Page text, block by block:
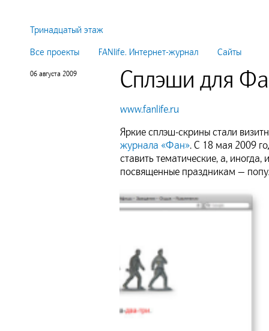
Тринадцатый этаж
Все проекты
FANlife. Интернет-журнал Сайты
06 августа 2009 Сплэши для
www.fanlife.ru
Яркие сплэш-скрины стали
журнала «Фан». С 18 мая 2009
ставить тематические, а,
посвященные праздникам —